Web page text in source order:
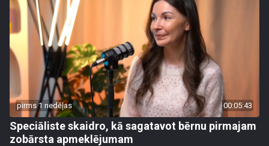
pirms 1 nedēļas 00:05:43
Speciāliste skaidro, kā sagatavot bērnu pirmajam
zobārsta apmeklējumam